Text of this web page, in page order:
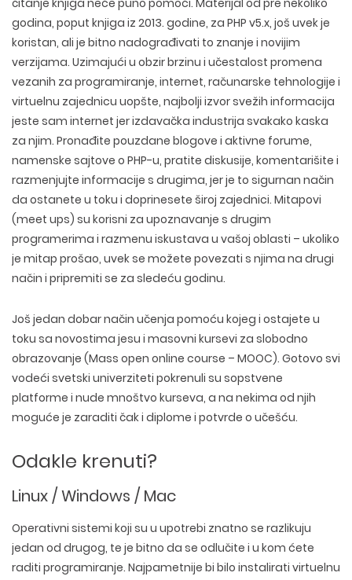
godina, poput knjiga iz 2013. godine, za PHP v5.x, još uvek je
koristan, ali je bitno nadograđivati to znanje i novijim
verzijama. Uzimajući u obzir brzinu i učestalost promena
vezanih za programiranje, internet, računarske tehnologije i
virtuelnu zajednicu uopšte, najbolji izvor svežih informacija
jeste sam internet jer izdavačka industrija svakako kaska
za njim. Pronađite pouzdane blogove i aktivne forume,
namenske sajtove o PHP-u, pratite diskusije, komentarišite i
razmenjujte informacije s drugima, jer je to sigurnan način
da ostanete u toku i doprinesete široj zajednici. Mitapovi
(meet ups) su korisni za upoznavanje s drugim
programerima i razmenu iskustava u vašoj oblasti – ukoliko
je mitap prošao, uvek se možete povezati s njima na drugi
način i pripremiti se za sledeću godinu.
Još jedan dobar način učenja pomoću kojeg i ostajete u
toku sa novostima jesu i masovni kursevi za slobodno
obrazovanje (Mass open online course – MOOC). Gotovo svi
vodeći svetski univerziteti pokrenuli su sopstvene
platforme i nude mnoštvo kurseva, a na nekima od njih
moguće je zaraditi čak i diplome i potvrde o učešću.
Odakle krenuti?
Linux / Windows / Mac
Operativni sistemi koji su u upotrebi znatno se razlikuju
jedan od drugog, te je bitno da se odlučite i u kom ćete
raditi programiranje. Najpametnije bi bilo instalirati virtuelnu